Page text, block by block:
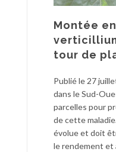
Montée
tour de
Publié le 27
dans le Sud-
parcelles pour
de cette
évolue et doit
le rendement et